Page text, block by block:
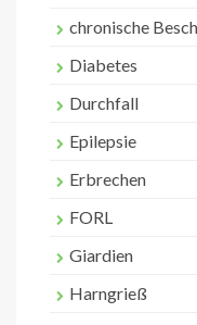
chronische
Diabetes
Durchfall
Epilepsie
Erbrechen
FORL
Giardien
Harngrieß